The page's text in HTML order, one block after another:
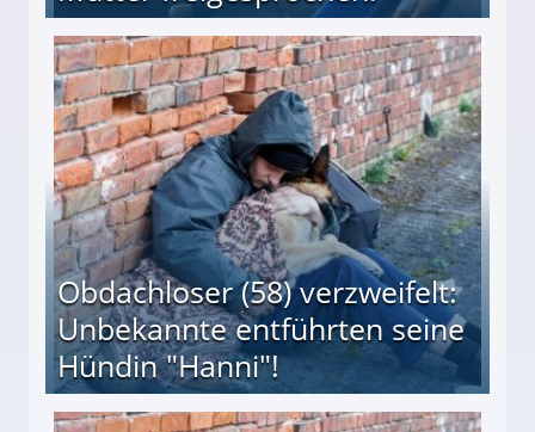
Mutter freigesprochen!
Obdachloser (58) verzweifelt:
Unbekannte entführten seine
Hündin "Hanni"!